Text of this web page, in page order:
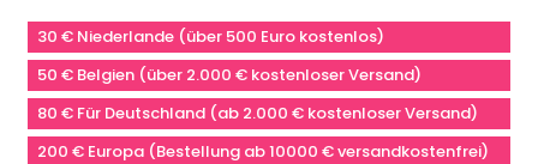
30 € Niederlande (über 500 Euro kostenlos)
50 € Belgien (über 2.000 € kostenloser Versand)
80 € Für Deutschland (ab 2.000 € kostenloser Versand)
200 € Europa (Bestellung ab 10000 € versandkostenfrei)